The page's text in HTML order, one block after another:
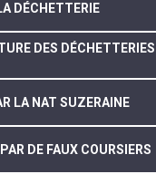
DÉCHETTERIE
DES DÉCHETTERIES
LA NAT SUZERAINE
DE FAUX COURSIERS